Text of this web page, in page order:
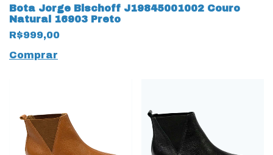
Bota Jorge Bischoff J19845001002 Couro
Natural 16903 Preto
R$999,00
Comprar